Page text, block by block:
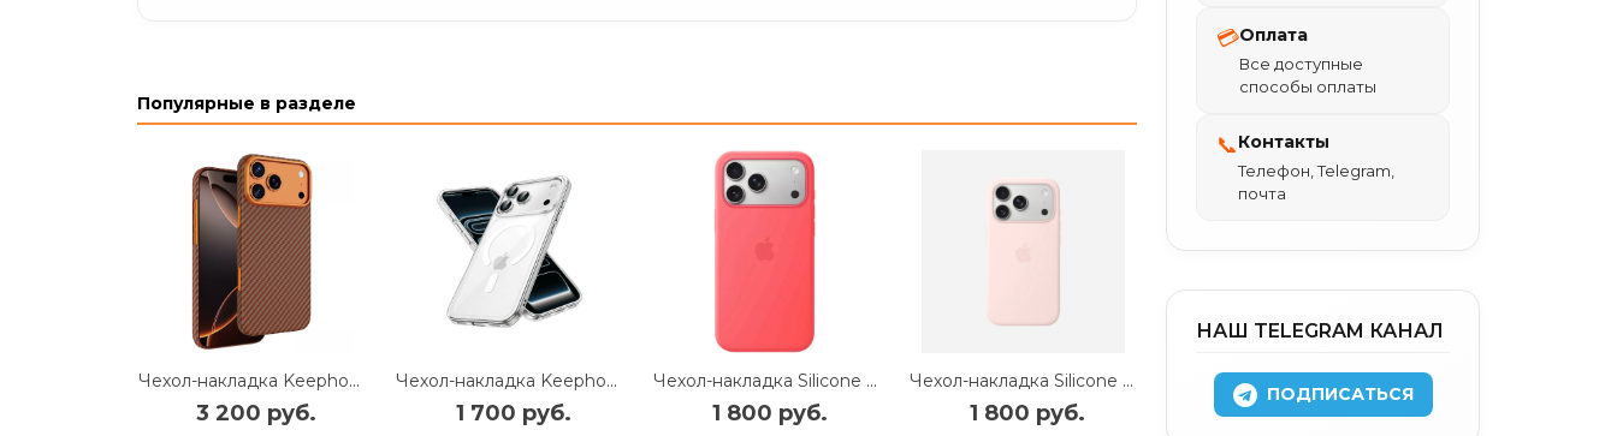
Популярные в разделе
Чехол-накладка Keephone Kevlar Diago MagSafe для Apple iPhone 17 Pro карбоновый (арамид) оранжевый в полоску
3 200 руб.
Чехол-накладка Keephone Non-Yellowing для Apple iPhone 17 Pro пластиковый (прозрачный)
1 700 руб.
Чехол-накладка Silicone Case with MagSafe/Camera Control для iPhone 17 Pro (Bright Guava)
1 800 руб.
Чехол-накладка Silicone Case with MagSafe/Camera Control для iPhone 17 Pro (Light Pink)
1 800 руб.
💳Оплата
Все доступные
способы оплаты
📞Контакты
Телефон, Telegram,
почта
НАШ TELEGRAM КАНАЛ
ПОДПИСАТЬСЯ